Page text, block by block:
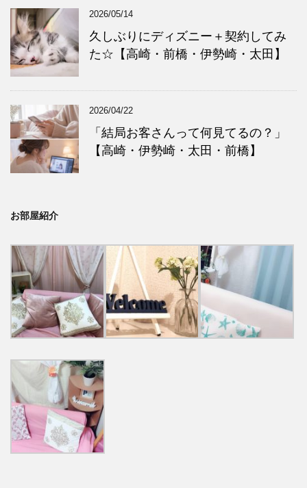
2026/05/14
久しぶりにディズニー＋契約してみ
た☆【高崎・前橋・伊勢崎・太田】
2026/04/22
「結局お客さんって何見てるの？」
【高崎・伊勢崎・太田・前橋】
お部屋紹介